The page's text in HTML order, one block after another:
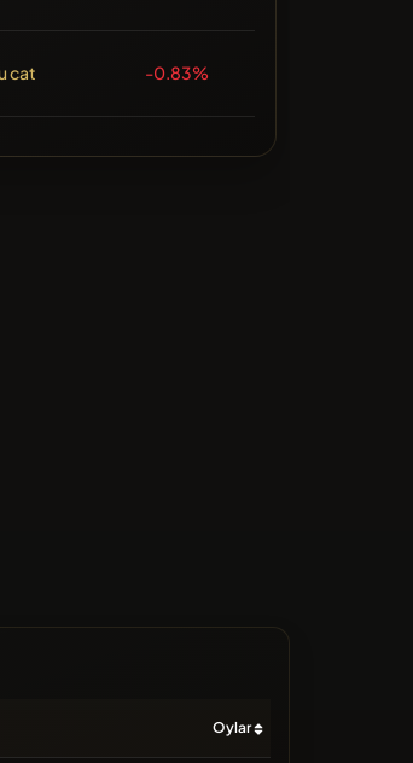
cat -0.83%
Oylar